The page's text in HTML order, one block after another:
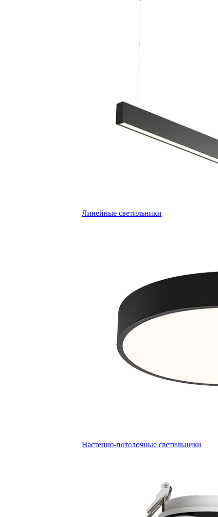
Линейные светильники
Настенно-потолочные светильники